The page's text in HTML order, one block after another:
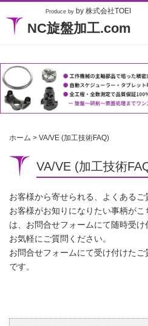
Produce by by 株式会社TOEI
NC旋盤加工.com
ホーム > VA/VE (加工技術FAQ)
VA/VE (加工技術
お客様から寄せられる、よくあるご
お客様がお知りになりたい事柄が
は、 お問合せフォームにて随時受け
お気軽にご質問ください。
お問合せフォームにて受け付けた
です。